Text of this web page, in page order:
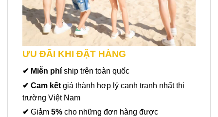
ƯU ĐÃI KHI ĐẶT HÀNG
✔ Miễn phí ship trên toàn quốc
✔ Cam kết giá thành hợp lý cạnh tranh nhất thị
trường Việt Nam
✔ Giảm 5% cho những đơn hàng được